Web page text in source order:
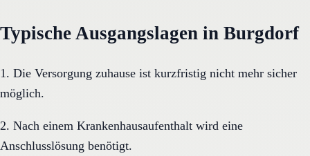
Typische Ausgangslagen in Burgdorf
1. Die Versorgung zuhause ist kurzfristig nicht mehr sicher
möglich.
2. Nach einem Krankenhausaufenthalt wird eine
Anschlusslösung benötigt.